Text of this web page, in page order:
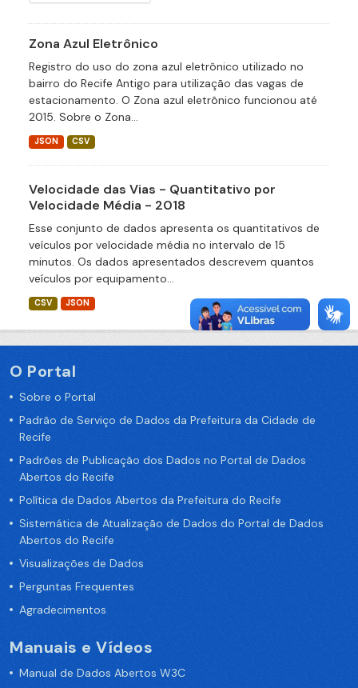
Zona Azul Eletrônico
Registro do uso do zona azul eletrônico utilizado no
bairro do Recife Antigo para utilização das vagas de
estacionamento. O Zona azul eletrônico funcionou até
2015. Sobre o Zona...
JSON CSV
Velocidade das Vias - Quantitativo por
Velocidade Média - 2018
Esse conjunto de dados apresenta os quantitativos de
veículos por velocidade média no intervalo de 15
minutos. Os dados apresentados descrevem quantos
veículos por equipamento...
CSV JSON
O Portal
Sobre o Portal
Padrão de Serviço de Dados da Prefeitura da Cidade de
Recife
Padrões de Publicação dos Dados no Portal de Dados
Abertos do Recife
Política de Dados Abertos da Prefeitura do Recife
Sistemática de Atualização de Dados do Portal de Dados
Abertos do Recife
Visualizações de Dados
Perguntas Frequentes
Agradecimentos
Manuais e Vídeos
Manual de Dados Abertos W3C